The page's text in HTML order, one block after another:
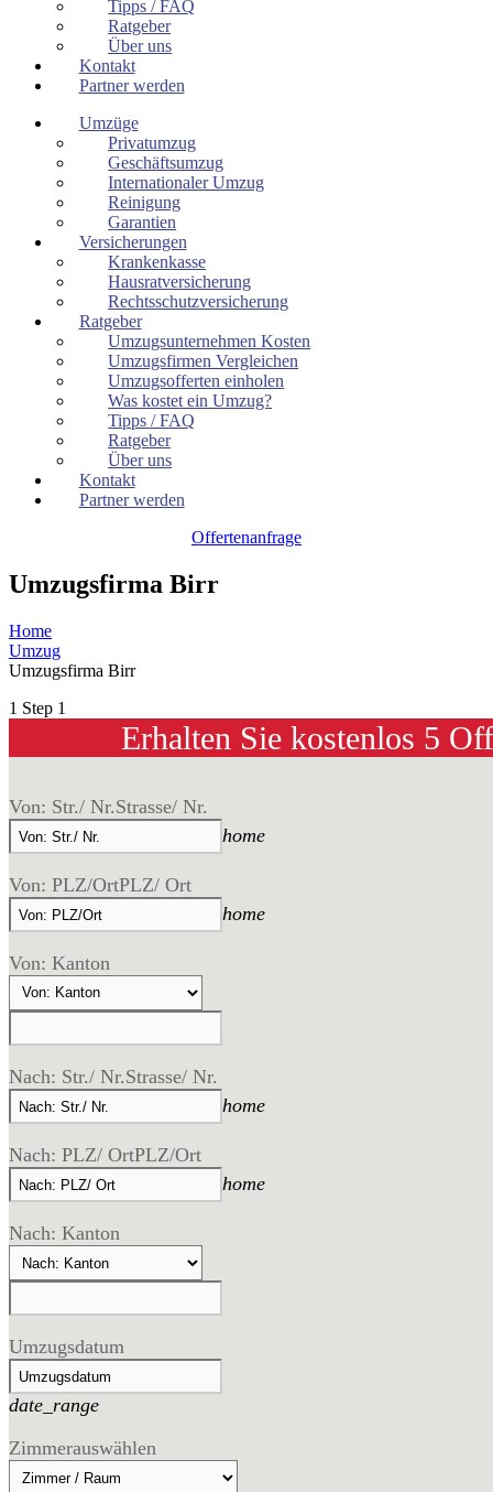
Tipps / FAQ
Ratgeber
Über uns
Kontakt
Partner werden
Umzüge
Privatumzug
Geschäftsumzug
Internationaler Umzug
Reinigung
Garantien
Versicherungen
Krankenkasse
Hausratversicherung
Rechtsschutzversicherung
Ratgeber
Umzugsunternehmen Kosten
Umzugsfirmen Vergleichen
Umzugsofferten einholen
Was kostet ein Umzug?
Tipps / FAQ
Ratgeber
Über uns
Kontakt
Partner werden
Offertenanfrage
Umzugsfirma Birr
Home
Umzug
Umzugsfirma Birr
1 Step 1
Erhalten Sie kostenlos 5
Von: Str./ Nr.Strasse/ Nr.
home
Von: PLZ/OrtPLZ/ Ort
home
Von: Kanton
Nach: Str./ Nr.Strasse/ Nr.
home
Nach: PLZ/ OrtPLZ/Ort
home
Nach: Kanton
Umzugsdatum
date_range
Zimmerauswählen